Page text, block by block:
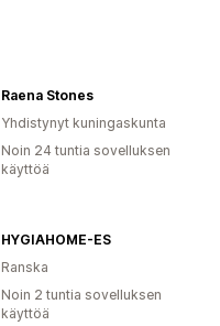
Raena Stones
Yhdistynyt kuningaskunta
Noin 24 tuntia sovelluksen
käyttöä
HYGIAHOME-ES
Ranska
Noin 2 tuntia sovelluksen
käyttöä